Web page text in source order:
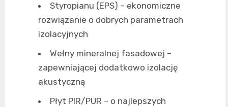
Styropianu (EPS) – ekonomiczne
rozwiązanie o dobrych parametrach
izolacyjnych
Wełny mineralnej fasadowej –
zapewniającej dodatkowo izolację
akustyczną
Płyt PIR/PUR – o najlepszych